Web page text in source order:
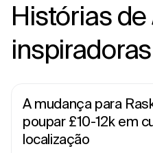
Histórias de
inspiradoras
A mudança para
poupar £10-12k em
localização